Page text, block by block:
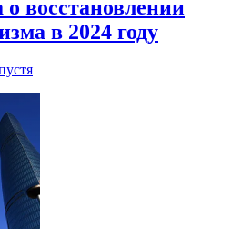
восстановлении
в 2024 году